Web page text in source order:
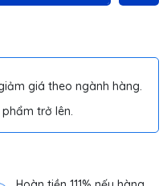
giá theo ngành hàng.
trở lên.